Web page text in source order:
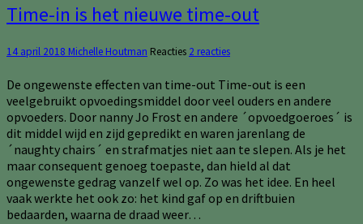
Time-in is het nieuwe time-out
14 april 2018 Michelle Houtman Reacties 2 reacties
De ongewenste effecten van time-out Time-out is een
veelgebruikt opvoedingsmiddel door veel ouders en andere
opvoeders. Door nanny Jo Frost en andere ´opvoedgoeroes´ is
dit middel wijd en zijd gepredikt en waren jarenlang de
´naughty chairs´ en strafmatjes niet aan te slepen. Als je het
maar consequent genoeg toepaste, dan hield al dat
ongewenste gedrag vanzelf wel op. Zo was het idee. En heel
vaak werkte het ook zo: het kind gaf op en driftbuien
bedaarden, waarna de draad weer…